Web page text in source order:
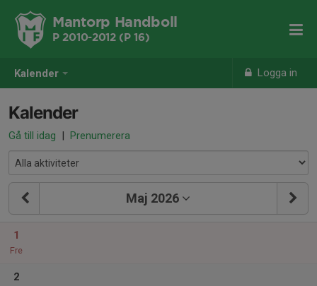
Kalender Logga in
Mantorp Handboll
P 2010-2012 (P 16)
Kalender
Gå till idag | Prenumerera
Maj 2026
1
Fre
2